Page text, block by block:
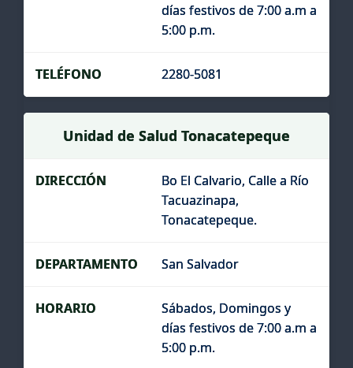
días festivos de 7:00 a.m a
5:00 p.m.
2280-5081
Unidad de Salud Tonacatepeque
Bo El Calvario, Calle a Río
Tacuazinapa,
Tonacatepeque.
San Salvador
Sábados, Domingos y
días festivos de 7:00 a.m a
5:00 p.m.